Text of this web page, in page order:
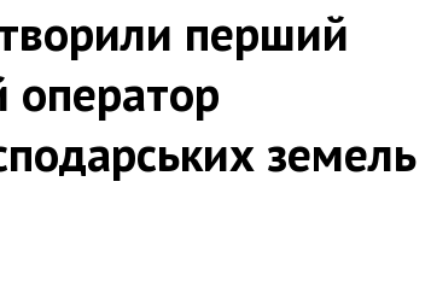
перший
земель